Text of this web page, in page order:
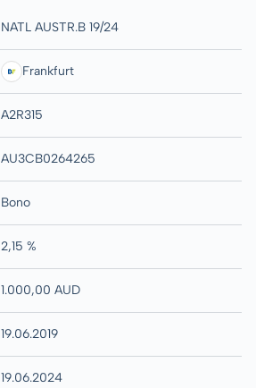
NATL AUSTR.B 19/24
Frankfurt
A2R315
AU3CB0264265
Bono
2,15 %
1.000,00 AUD
19.06.2019
19.06.2024